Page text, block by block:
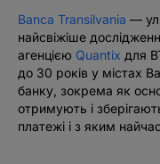
БЛОГ
Banca Transilvania —
найсвіжіше
агенцією Quantix для
до 30 років у містах
банку, зокрема як
отримують і
платежі і з яким